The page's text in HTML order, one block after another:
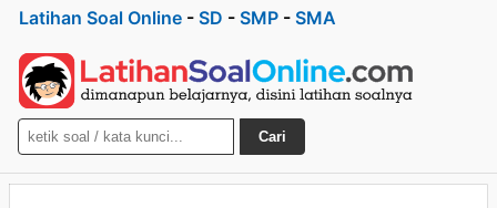
Latihan Soal Online - SD - SMP - SMA
Cari